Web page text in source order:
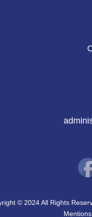
© 2024 All Rights